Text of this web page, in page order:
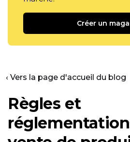
Créer un
‹ Vers la page d'accueil du blog
Règles et